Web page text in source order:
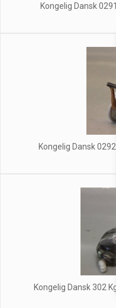
Kongelig Dansk
Kongelig Dansk
Kongelig Dansk 302